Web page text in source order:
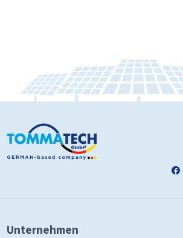
Unternehmen